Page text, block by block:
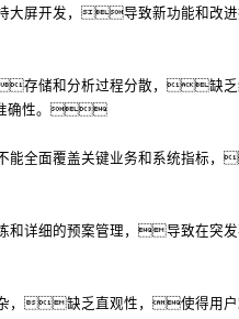
大屏开发，导致新功能和改进
存储和分析过程分散，缺乏
准确性。
能全面覆盖关键业务和系统指标
详细的预案管理，导致在突发
，缺乏直观性，使得用户